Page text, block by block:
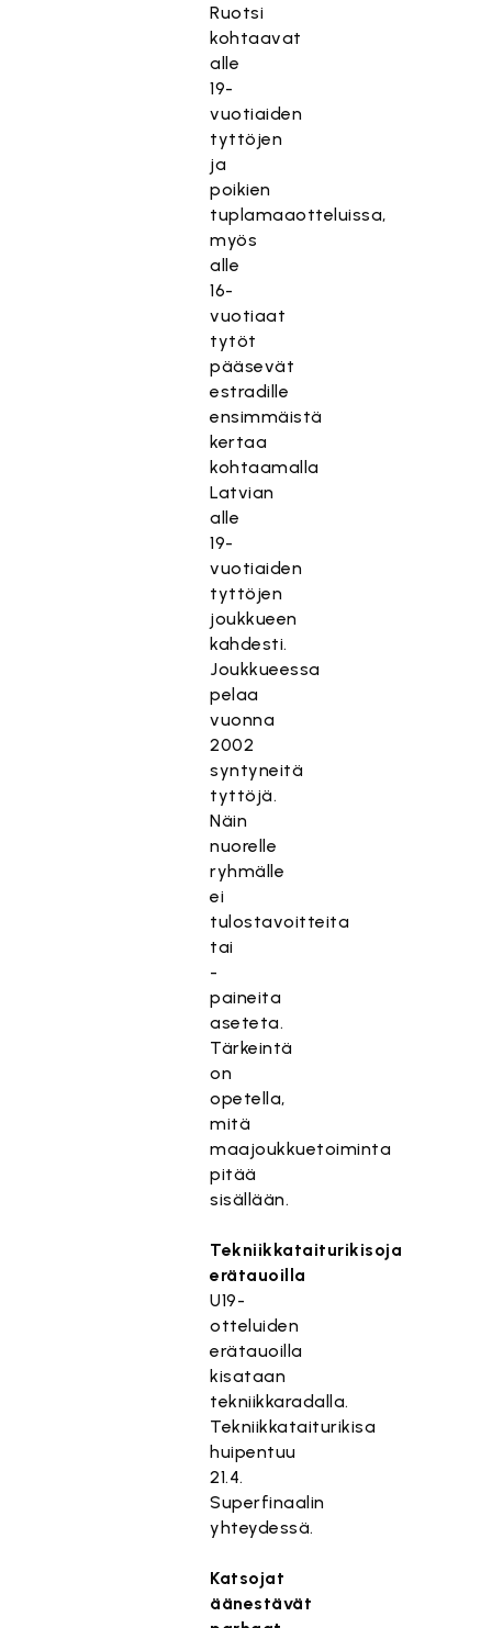
Ruotsi
kohtaavat
alle
19-
vuotiaiden
tyttöjen
ja
poikien
tuplamaaotteluissa,
myös
alle
16-
vuotiaat
tytöt
pääsevät
estradille
ensimmäistä
kertaa
kohtaamalla
Latvian
alle
19-
vuotiaiden
tyttöjen
joukkueen
kahdesti.
Joukkueessa
pelaa
vuonna
2002
syntyneitä
tyttöjä.
Näin
nuorelle
ryhmälle
ei
tulostavoitteita
tai
-
paineita
aseteta.
Tärkeintä
on
opetella,
mitä
maajoukkuetoiminta
pitää
sisällään.
Tekniikkataiturikisoja
erätauoilla
U19-
otteluiden
erätauoilla
kisataan
tekniikkaradalla.
Tekniikkataiturikisa
huipentuu
21.4.
Superfinaalin
yhteydessä.
Katsojat
äänestävät